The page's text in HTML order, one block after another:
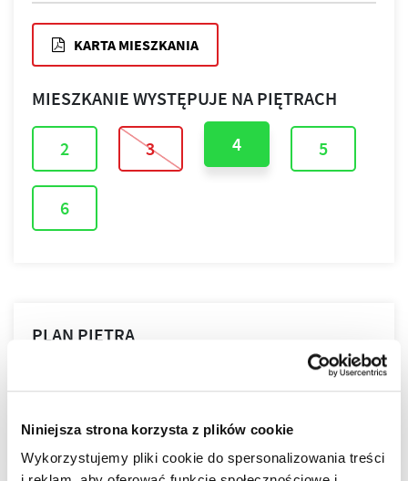
Niniejsza strona korzysta z plików cookie
Wykorzystujemy pliki cookie do spersonalizowania treści
KARTA MIESZKANIA
MIESZKANIE WYSTĘPUJE NA PIĘTRACH
2 3 4 5
6
PLAN PIĘTRA
PLAN MIESZKANIA